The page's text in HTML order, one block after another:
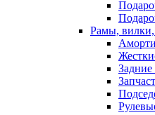
Рамы, вилки,
Задние